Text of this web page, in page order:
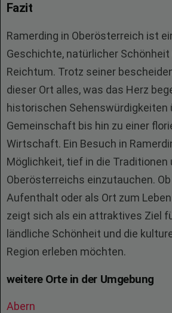
Fazit
Ramerding in Oberösterreich ist
Geschichte, natürlicher
Reichtum. Trotz seiner
dieser Ort alles, was das Herz
historischen Sehenswürdigkeiten
Gemeinschaft bis hin zu einer
Wirtschaft. Ein Besuch in
Möglichkeit, tief in die
Oberösterreichs einzutauchen.
Aufenthalt oder als Ort zum
zeigt sich als ein attraktives Ziel
ländliche Schönheit und die
Region erleben möchten.
weitere Orte in der Umgebung
Abern